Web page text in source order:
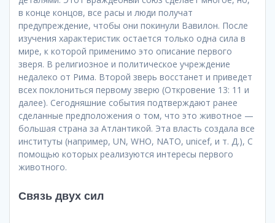
в конце концов, все расы и люди получат
предупреждение, чтобы они покинули Вавилон. После
изучения характеристик остается только одна сила в
мире, к которой применимо это описание первого
зверя. В религиозное и политическое учреждение
недалеко от Рима. Второй зверь восстанет и приведет
всех поклониться первому зверю (Откровение 13: 11 и
далее). Сегодняшние события подтверждают ранее
сделанные предположения о том, что это животное —
большая страна за Атлантикой. Эта власть создала все
институты (например, UN, WHO, NATO, unicef, и т. Д.), С
помощью которых реализуются интересы первого
животного.
Связь двух сил